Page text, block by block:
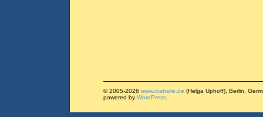
© 2005-2026 www.diabsite.de (Helga Uphoff), Berlin,
powered by WordPress.